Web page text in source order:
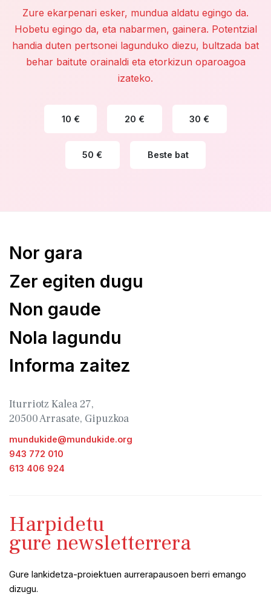
Zure ekarpenari esker, mundua aldatu egingo da.
Hobetu egingo da, eta nabarmen, gainera. Potentzial
handia duten pertsonei lagunduko diezu, bultzada bat
behar baitute orainaldi eta etorkizun oparoagoa
izateko.
10 € 20 € 30 €
50 € Beste bat
Nor gara
Zer egiten dugu
Non gaude
Nola lagundu
Informa zaitez
Iturriotz Kalea 27,
20500 Arrasate, Gipuzkoa
mundukide@mundukide.org
943 772 010
613 406 924
Harpidetu
gure newsletterrera
Gure lankidetza-proiektuen aurrerapausoen berri emango
dizugu.